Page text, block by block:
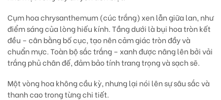
Cụm hoachrysanthemum (cúc trắng)xen lẫn giữa lan, như
điểm sáng của lòng hiếu kính. Tầng dưới là bụi hoa tròn kết
đều – cân bằng bố cục, tạo nên cảm giác tròn đầy và
chuẩn mực. Toàn bộ sắc trắng – xanh được nâng lên bởi vải
trắng phủ chân đế, đảm bảo tính trang trọng và sạch sẽ.
Một vòng hoa không cầu kỳ, nhưng lại nói lên sự sâu sắc và
thanh cao trong từng chi tiết.